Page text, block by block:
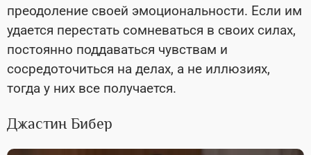
преодоление своей эмоциональности. Если им
удается перестать сомневаться в своих силах,
постоянно поддаваться чувствам и
сосредоточиться на делах, а не иллюзиях,
тогда у них все получается.
Джастин Бибер